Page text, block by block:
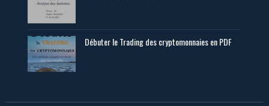
Débuter le Trading des cryptomonnaies en PDF